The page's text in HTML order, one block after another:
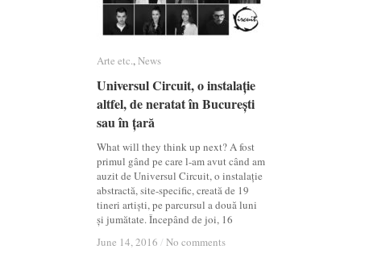
Arte etc.,News
Universul Circuit, o instalație
altfel, de neratat în București
sau în țară
What will they think up next? A fost
primul gând pe care l-am avut când am
auzit de Universul Circuit, o instalație
abstractă, site-specific, creată de 19
tineri artiști, pe parcursul a două luni
și jumătate. Începând de joi, 16
June 14, 2016 / No comments
Arte etc. News
Universul Circuit, o instalație
altfel, de neratat în București
sau în țară
June 14, 2016 / No comments